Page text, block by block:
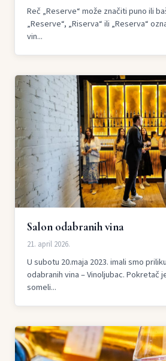
Reč „Reserve“ može značiti puno ili
„Reserve“, „Riserva“ ili „Reserva“
vin...
Salon odabranih vina
21. april 2026.
U subotu 20.maja 2023. imali smo
odabranih vina – Vinoljubac. Pokretač
someli...